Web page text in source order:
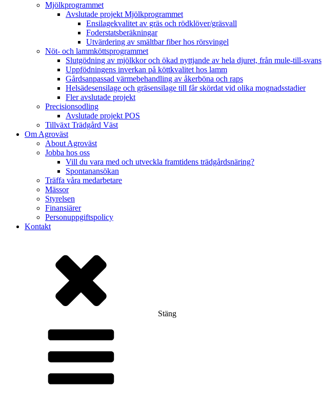
Mjölkprogrammet
Avslutade projekt Mjölkprogrammet
Ensilagekvalitet av gräs och rödklöver/gräsvall
Foderstatsberäkningar
Utvärdering av smältbar fiber hos rörsvingel
Nöt- och lammköttsprogrammet
Slutgödning av mjölkkor och ökad nyttjande av hela djuret, från mule-till-svans
Uppfödningens inverkan på köttkvalitet hos lamm
Gårdsanpassad värmebehandling av åkerböna och raps
Helsädesensilage och gräsensilage till får skördat vid olika mognadsstadier
Fler avslutade projekt
Precisionsodling
Avslutade projekt POS
Tillväxt Trädgård Väst
Om Agroväst
About Agroväst
Jobba hos oss
Vill du vara med och utveckla framtidens trädgårdsnäring?
Spontanansökan
Träffa våra medarbetare
Mässor
Styrelsen
Finansiärer
Personuppgiftspolicy
Kontakt
Stäng